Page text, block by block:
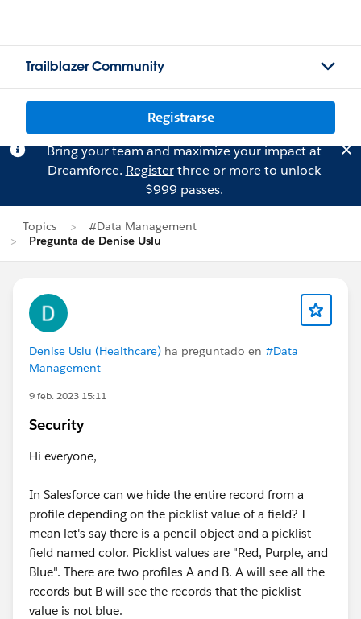
Trailblazer Community
Registrarse
Bring your team and maximize your impact at
Dreamforce. Registerthree or more to unlock
$999 passes.
Topics
#Data Management
Pregunta de Denise Uslu
Denise Uslu (Healthcare) ha preguntado en #Data
Management
9 feb. 2023 15:11
Security
Hi everyone,
In Salesforce can we hide the entire record from a
profile depending on the picklist value of a field? I
mean let's say there is a pencil object and a picklist
field named color. Picklist values are "Red, Purple, and
Blue". There are two profiles A and B. A will see all the
records but B will see the records that the picklist
value is not blue.